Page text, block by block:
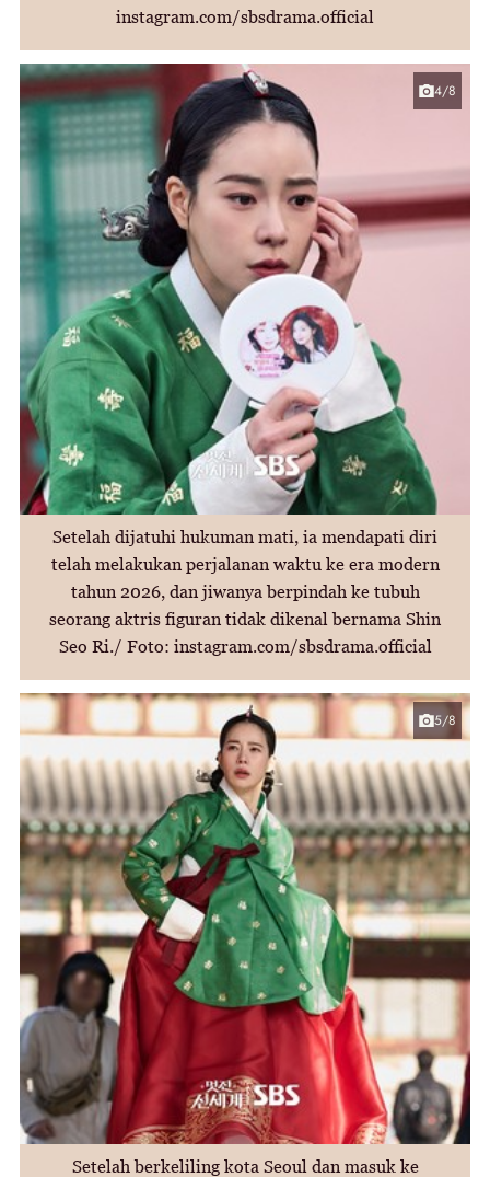
instagram.com/sbsdrama.official
4/8
Setelah dijatuhi hukuman mati, ia mendapati diri
telah melakukan perjalanan waktu ke era modern
tahun 2026, dan jiwanya berpindah ke tubuh
seorang aktris figuran tidak dikenal bernama Shin
Seo Ri./ Foto: instagram.com/sbsdrama.official
5/8
Setelah berkeliling kota Seoul dan masuk ke